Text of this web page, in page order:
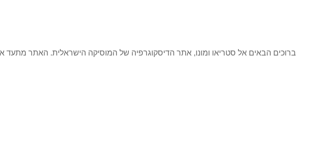
ברוכים הבאים אל סטריאו ומונו, אתר הדיסקוגרפיה של המוסיקה הישראלית. האתר